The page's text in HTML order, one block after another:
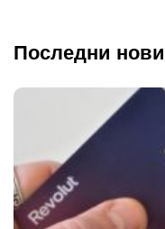
Последни